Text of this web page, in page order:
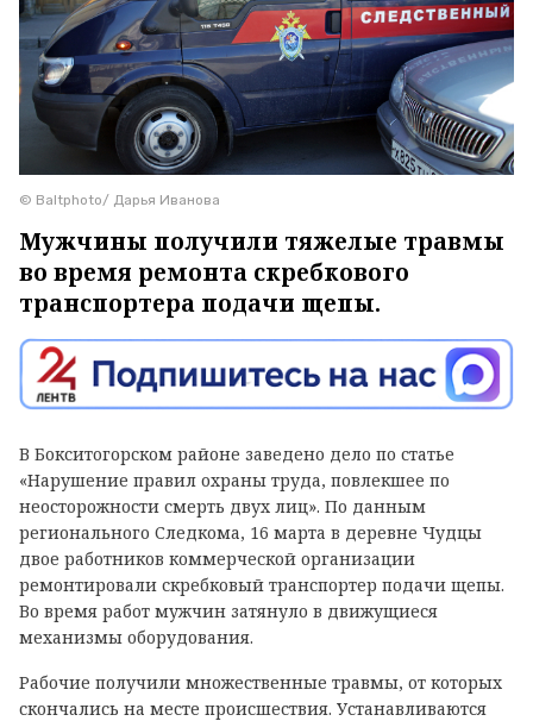
© Baltphоto/ Дарья Иванова
Мужчины получили тяжелые травмы
во время ремонта скребкового
транспортера подачи щепы.
В Бокситогорском районе заведено дело по статье
«Нарушение правил охраны труда, повлекшее по
неосторожности смерть двух лиц». По данным
регионального Следкома, 16 марта в деревне Чудцы
двое работников коммерческой организации
ремонтировали скребковый транспортер подачи щепы.
Во время работ мужчин затянуло в движущиеся
механизмы оборудования.
Рабочие получили множественные травмы, от которых
скончались на месте происшествия. Устанавливаются